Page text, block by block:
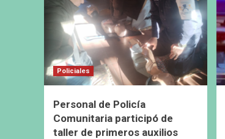
Policiales
Personal de Policía
Comunitaria participó de
taller de primeros auxilios